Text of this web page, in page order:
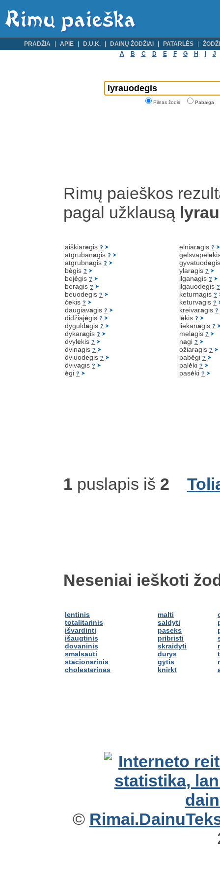
PRADŽIA APIE D.U.K. DAINŲ ŽODŽIAI PATARLĖS
A
B C D E F G H J
Pilnas žodis Pabaiga
Rimų paieškos
pagal užklausą
aiškiaregis ?
atgrubanagis ?
atgrubnagis ?
bėgis ?
bejėgis ?
beragis ?
beuodegis ?
čekis ?
daugiavagis ?
didžiajėgis ?
dyguldagis ?
dykaragis ?
dvylekis ?
dvinagis ?
dviuodegis ?
dvivagis ?
ėgi ?
elniaragis ?
gelsvapele
gyvatuode
ylaragis ?
ilganagis ?
ilgauodegis ?
keturnagis ?
keturvagis ?
kreivaragis ?
lėkis ?
liekanagis ?
melagis ?
nagi ?
ožiaragis ?
pabėgi ?
palėki ?
pasėki ?
1 puslapis iš 2
Neseniai ieškoti
lentinis
totalitarinis
išvardinti
išaugtinis
dovaninis
smalsauti
stacionarinis
cholesterinas
malti
saldyti
paseks
pribristi
skraidyti
durys
gytis
knirkt
©